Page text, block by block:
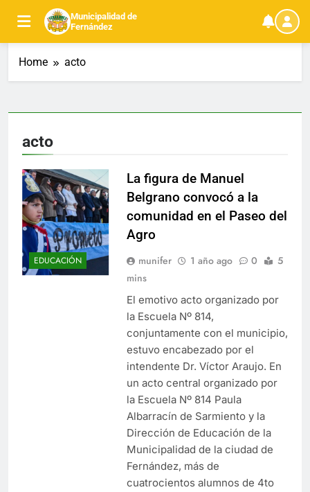
content
Municipalidad de
Fernández
Home acto
acto
EDUCACIÓN
La figura de Manuel
Belgrano convocó a la
comunidad en el Paseo del
Agro
munifer 1 año ago 0
5
mins
El emotivo acto organizado por
la Escuela Nº 814,
conjuntamente con el municipio,
estuvo encabezado por el
intendente Dr. Víctor Araujo. En
un acto central organizado por
la Escuela Nº 814 Paula
Albarracín de Sarmiento y la
Dirección de Educación de la
Municipalidad de la ciudad de
Fernández, más de
cuatrocientos alumnos de 4to